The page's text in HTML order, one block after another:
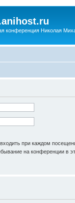
конференция Николая
при каждом
на конференции в